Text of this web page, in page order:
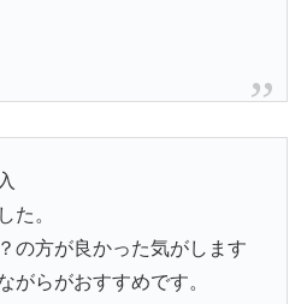
た。
の方が良かった気がします
がらがおすすめです。